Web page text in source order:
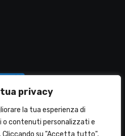
privacy
la tua esperienza di
o contenuti personalizzati e
Cliccando su "Accetta tutto",